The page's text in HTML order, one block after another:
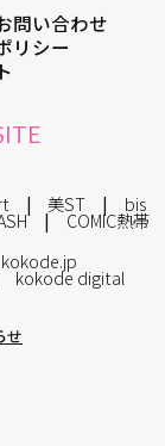
問い合わせ
リシー
美ST bis
COMIC熱帯
kokode.jp
kokode digital
せ